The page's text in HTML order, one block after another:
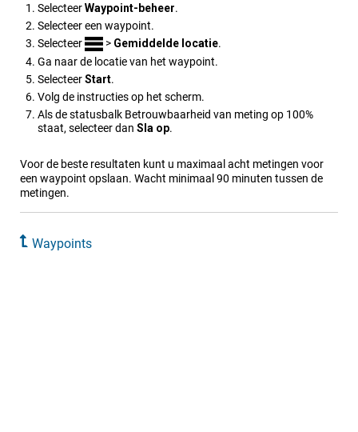
SelecteerWaypoint-beheer.
Selecteer een waypoint.
Selecteer
> Gemiddelde locatie.
Ga naar de locatie van het waypoint.
SelecteerStart.
Volg de instructies op het scherm.
Als de statusbalk Betrouwbaarheid van meting op 100%
staat, selecteer dan Sla op.
Voor de beste resultaten kunt u maximaal acht metingen voor
een waypoint opslaan. Wacht minimaal 90 minuten tussen de
metingen.
Waypoints